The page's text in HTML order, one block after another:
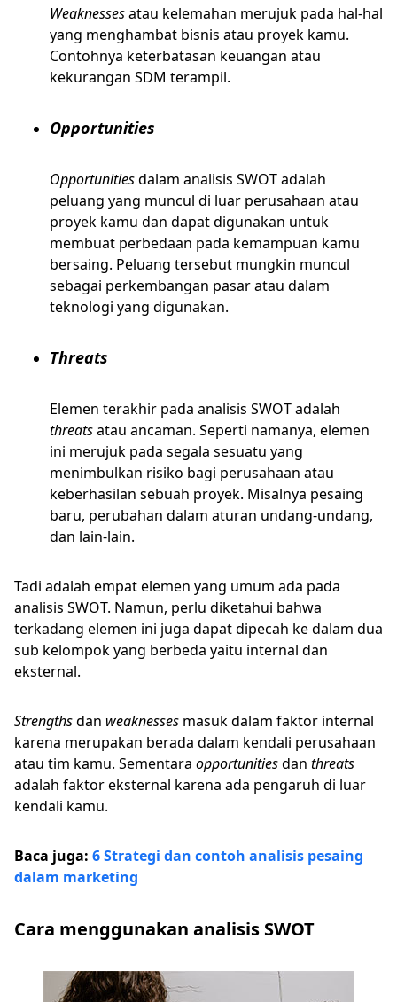
Weaknessesatau kelemahan merujuk pada hal-hal
yang menghambat bisnis atau proyek kamu.
Contohnya keterbatasan keuangan atau
kekurangan SDM terampil.
Opportunities
Opportunitiesdalam analisis SWOT adalah
peluang yang muncul di luar perusahaan atau
proyek kamu dan dapat digunakan untuk
membuat perbedaan pada kemampuan kamu
bersaing. Peluang tersebut mungkin muncul
sebagai perkembangan pasar atau dalam
teknologi yang digunakan.
Threats
Elemen terakhir pada analisis SWOT adalah
threatsatau ancaman. Seperti namanya, elemen
ini merujuk pada segala sesuatu yang
menimbulkan risiko bagi perusahaan atau
keberhasilan sebuah proyek. Misalnya pesaing
baru, perubahan dalam aturan undang-undang,
dan lain-lain.
Tadi adalah empat elemen yang umum ada pada
analisis SWOT. Namun, perlu diketahui bahwa
terkadang elemen ini juga dapat dipecah ke dalam dua
sub kelompok yang berbeda yaitu internal dan
eksternal.
Strengthsdan weaknesses masuk dalam faktor internal
karena merupakan berada dalam kendali perusahaan
atau tim kamu. Sementara opportunitiesdan threats
adalah faktor eksternal karena ada pengaruh di luar
kendali kamu.
Baca juga: 6 Strategi dan contoh analisis pesaing
dalam marketing
Cara menggunakan analisis SWOT